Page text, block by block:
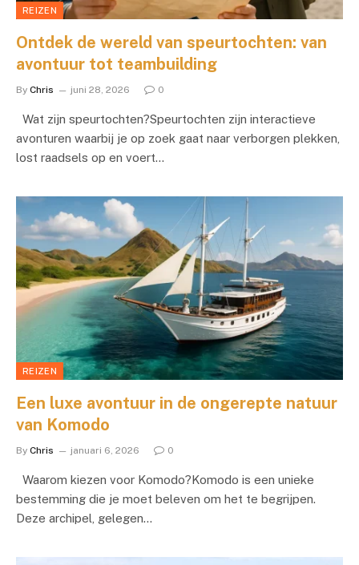
REIZEN
Ontdek de wereld van speurtochten: van
avontuur tot teambuilding
By Chris juni 28, 2026 0
Wat zijn speurtochten?Speurtochten zijn interactieve
avonturen waarbij je op zoek gaat naar verborgen plekken,
lost raadsels op en voert…
REIZEN
Een luxe avontuur in de ongerepte natuur
van Komodo
By Chris januari 6, 2026 0
Waarom kiezen voor Komodo?Komodo is een unieke
bestemming die je moet beleven om het te begrijpen.
Deze archipel, gelegen…